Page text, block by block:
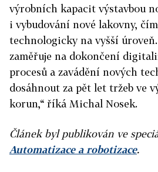
výrobních kapacit výstavbou
i vybudování nové lakovny,
technologicky na vyšší úroveň.
zaměřuje na dokončení
procesů a zavádění nových
dosáhnout za pět let tržeb ve
korun,“ říká Michal Nosek.
Článek byl publikován ve
Automatizace a robotizace.